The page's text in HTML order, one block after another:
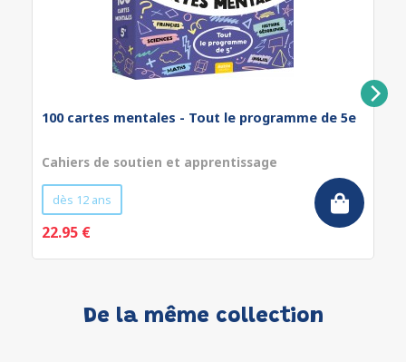
100 cartes mentales - Tout le programme de 5e
Cahiers de soutien et apprentissage
dès 12 ans
22.95 €
De la même collection